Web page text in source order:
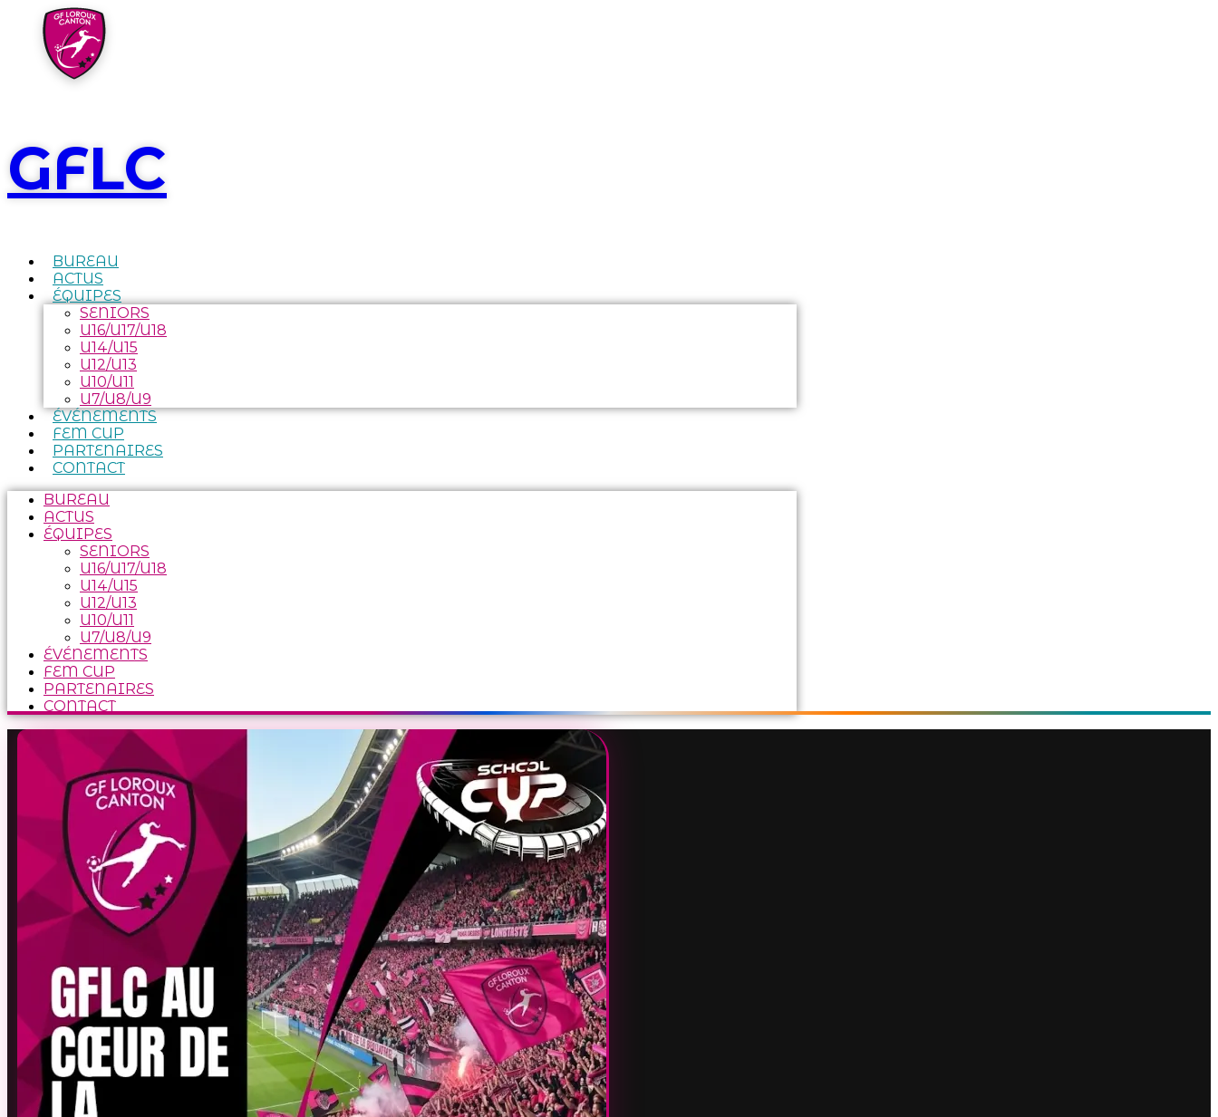
GFLC
BUREAU
ACTUS
ÉQUIPES
SENIORS
U16/U17/U18
U14/U15
U12/U13
U10/U11
U7/U8/U9
ÉVÉNEMENTS
FEM CUP
PARTENAIRES
CONTACT
BUREAU
ACTUS
ÉQUIPES
SENIORS
U16/U17/U18
U14/U15
U12/U13
U10/U11
U7/U8/U9
ÉVÉNEMENTS
FEM CUP
PARTENAIRES
CONTACT